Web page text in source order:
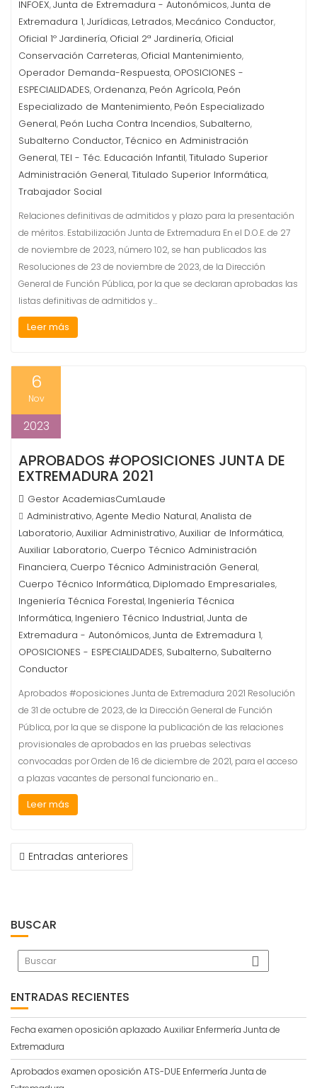
INFOEX,Junta de Extremadura - Autonómicos,Junta de
Extremadura 1,Jurídicas, Letrados, Mecánico Conductor,
Oficial 1º Jardinería, Oficial 2ª Jardinería, Oficial
Conservación Carreteras, Oficial Mantenimiento,
Operador Demanda-Respuesta, OPOSICIONES -
ESPECIALIDADES, Ordenanza, Peón Agrícola, Peón
Especializado de Mantenimiento, Peón Especializado
General, Peón Lucha Contra Incendios, Subalterno,
Subalterno Conductor,Técnico en Administración
General,TEI - Téc. Educación Infantil,Titulado Superior
Administración General,Titulado Superior Informática,
Trabajador Social
Relaciones definitivas de admitidos y plazo para la presentación
de méritos. Estabilización Junta de Extremadura En el D.O.E. de 27
de noviembre de 2023, número 102, se han publicados las
Resoluciones de 23 de noviembre de 2023, de la Dirección
General de Función Pública, por la que se declaran aprobadas las
listas definitivas de admitidos y…
Leer más
6
Nov
2023
APROBADOS #OPOSICIONES JUNTA DE
EXTREMADURA 2021
Gestor AcademiasCumLaude
Administrativo,Agente Medio Natural,Analista de
Laboratorio,Auxiliar Administrativo,Auxiliar de Informática,
Auxiliar Laboratorio, Cuerpo Técnico Administración
Financiera, Cuerpo Técnico Administración General,
Cuerpo Técnico Informática, Diplomado Empresariales,
Ingeniería Técnica Forestal, Ingeniería Técnica
Informática, Ingeniero Técnico Industrial,Junta de
Extremadura - Autonómicos,Junta de Extremadura 1,
OPOSICIONES - ESPECIALIDADES, Subalterno, Subalterno
Conductor
Aprobados #oposiciones Junta de Extremadura 2021 Resolución
de 31 de octubre de 2023, de la Dirección General de Función
Pública, por la que se dispone la publicación de las relaciones
provisionales de aprobados en las pruebas selectivas
convocadas por Orden de 16 de diciembre de 2021, para el acceso
a plazas vacantes de personal funcionario en…
Leer más
NAVEGACIÓN
DEEntradas anteriores
BUSCAR
ENTRADAS RECIENTES
Fecha examen oposición aplazado Auxiliar Enfermería Junta de
Extremadura
Aprobados examen oposición ATS-DUE Enfermería Junta de